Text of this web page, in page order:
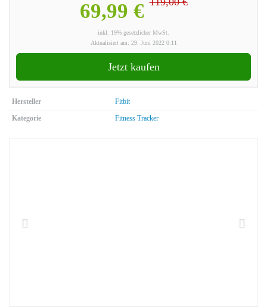
69,99 €
inkl. 19% gesetzlicher MwSt.
Aktualisiert am: 29. Juni 2022 0:11
Jetzt kaufen
Hersteller
Fitbit
Kategorie
Fitness Tracker